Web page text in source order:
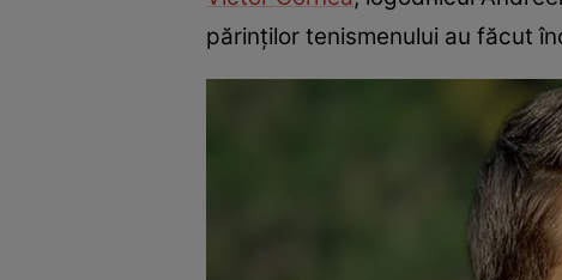
părinților tenismenului au făcut